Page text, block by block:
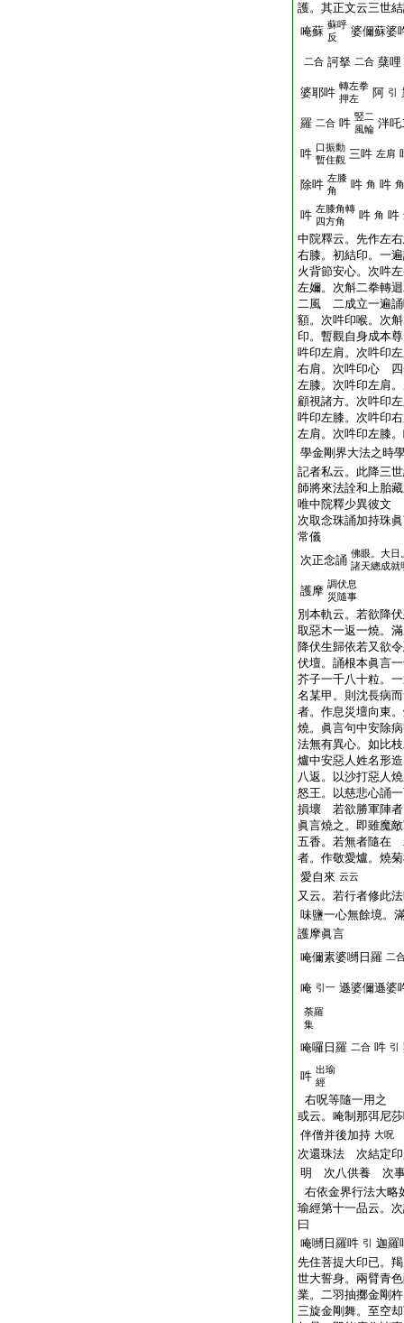
護。其正文云三世
唵蘇 蘇呼
反
婆儞蘇婆
二合 訶拏 二合 蘖哩
婆耶吽 轉左拳
押左
阿 引
羅 二合 吽 竪二
風輪 泮吒
吽 口振動
暫住觀 三吽 左肩
除吽 左膝
角
吽 角 吽 角
吽 左膝角轉
四方角
吽 角 吽
中院釋云。先作左
右膝。初結印。一
火背節安心。次吽
左嬭。次斛二拳轉
二風 二成立一遍誦
額。次吽印喉。次
印。暫觀自身成本
吽印左肩。次吽印
右肩。次吽印心 四
左膝。次吽印左肩
顧視諸方。次吽印
吽印左膝。次吽印
左肩。次吽印左膝
學金剛界大法之時
記者私云。此降三
師將來法詮和上胎
唯中院釋少異彼文
次取念珠誦加持珠
常儀
次正念誦 佛眼。大日
諸天總成就
護摩 調伏息
災隨事
別本軌云。若欲降
取惡木一返一燒。
降伏生歸依若又欲
伏壇。誦根本眞言
芥子一千八十粒。
名某甲。則沈長病
者。作息災壇向東
燒。眞言句中安除
法無有異心。如比
爐中安惡人姓名形
八返。以沙打惡人
怒王。以慈悲心誦
損壞 若欲勝軍陣者
眞言燒之。即雖魔
五香。若無者隨在
者。作敬愛爐。燒
愛自來 云云
又云。若行者修此
味鹽一心無餘境。
護摩眞言
唵儞素婆嚩日羅 二
唵 引一 遜婆儞遜婆
荼羅
集
唵囉日羅 二合 吽 引
吽 出瑜
經
右呪等隨一用之
或云。唵制那弭尼
伴僧并後加持 大呪
次還珠法 次結定
明 次八供養 次
右依金界行法大略
瑜經第十一品云。
曰
唵嚩日羅吽 引 迦羅
先住菩提大印已。
世大誓身。兩臂青
業。二羽抽擲金剛
三旋金剛舞。至空